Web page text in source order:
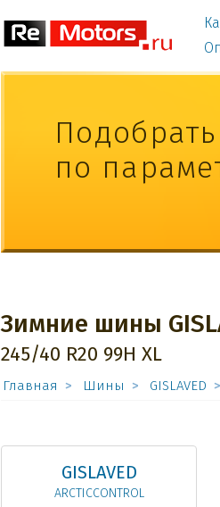
по
Зимние шины
245/40 R20 99H XL
Главная Шины GISLAVED
GISLAVED
ARCTICCONTROL